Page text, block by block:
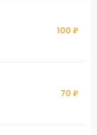
100 ₽
70 ₽